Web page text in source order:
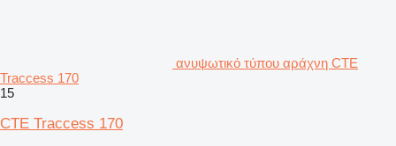
ανυψωτικό τύπου αράχνη CTE
Traccess 170
15
CTE Traccess 170